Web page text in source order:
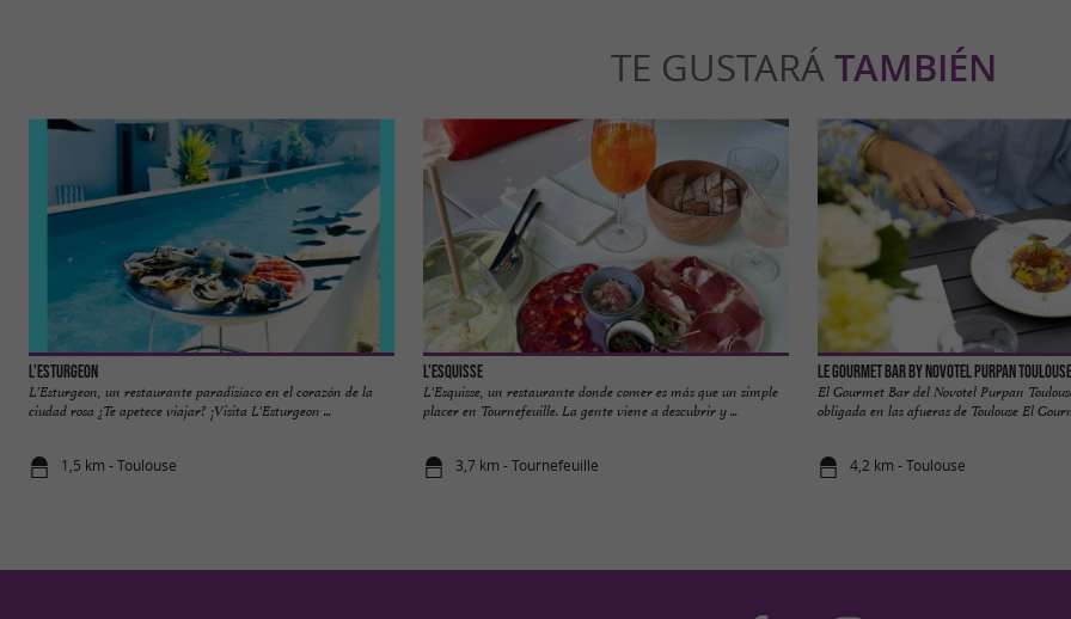
TE GUSTARÁTAMBIÉN
L'Esturgeon
L'Esturgeon, un restaurante paradisíaco en el corazón de la
ciudad rosa ¿Te apetece viajar? ¡Visita L'Esturgeon ...
1,5 km - Toulouse
L'esquisse
L'Esquisse, un restaurante donde comer es más que un simple
placer en Tournefeuille. La gente viene a descubrir y ...
3,7 km - Tournefeuille
Le Gourmet Bar by Novotel Purpan Toulouse
El Gourmet Bar del Novotel Purpan
obligada en las afueras de Toulouse El
4,2 km - Toulouse